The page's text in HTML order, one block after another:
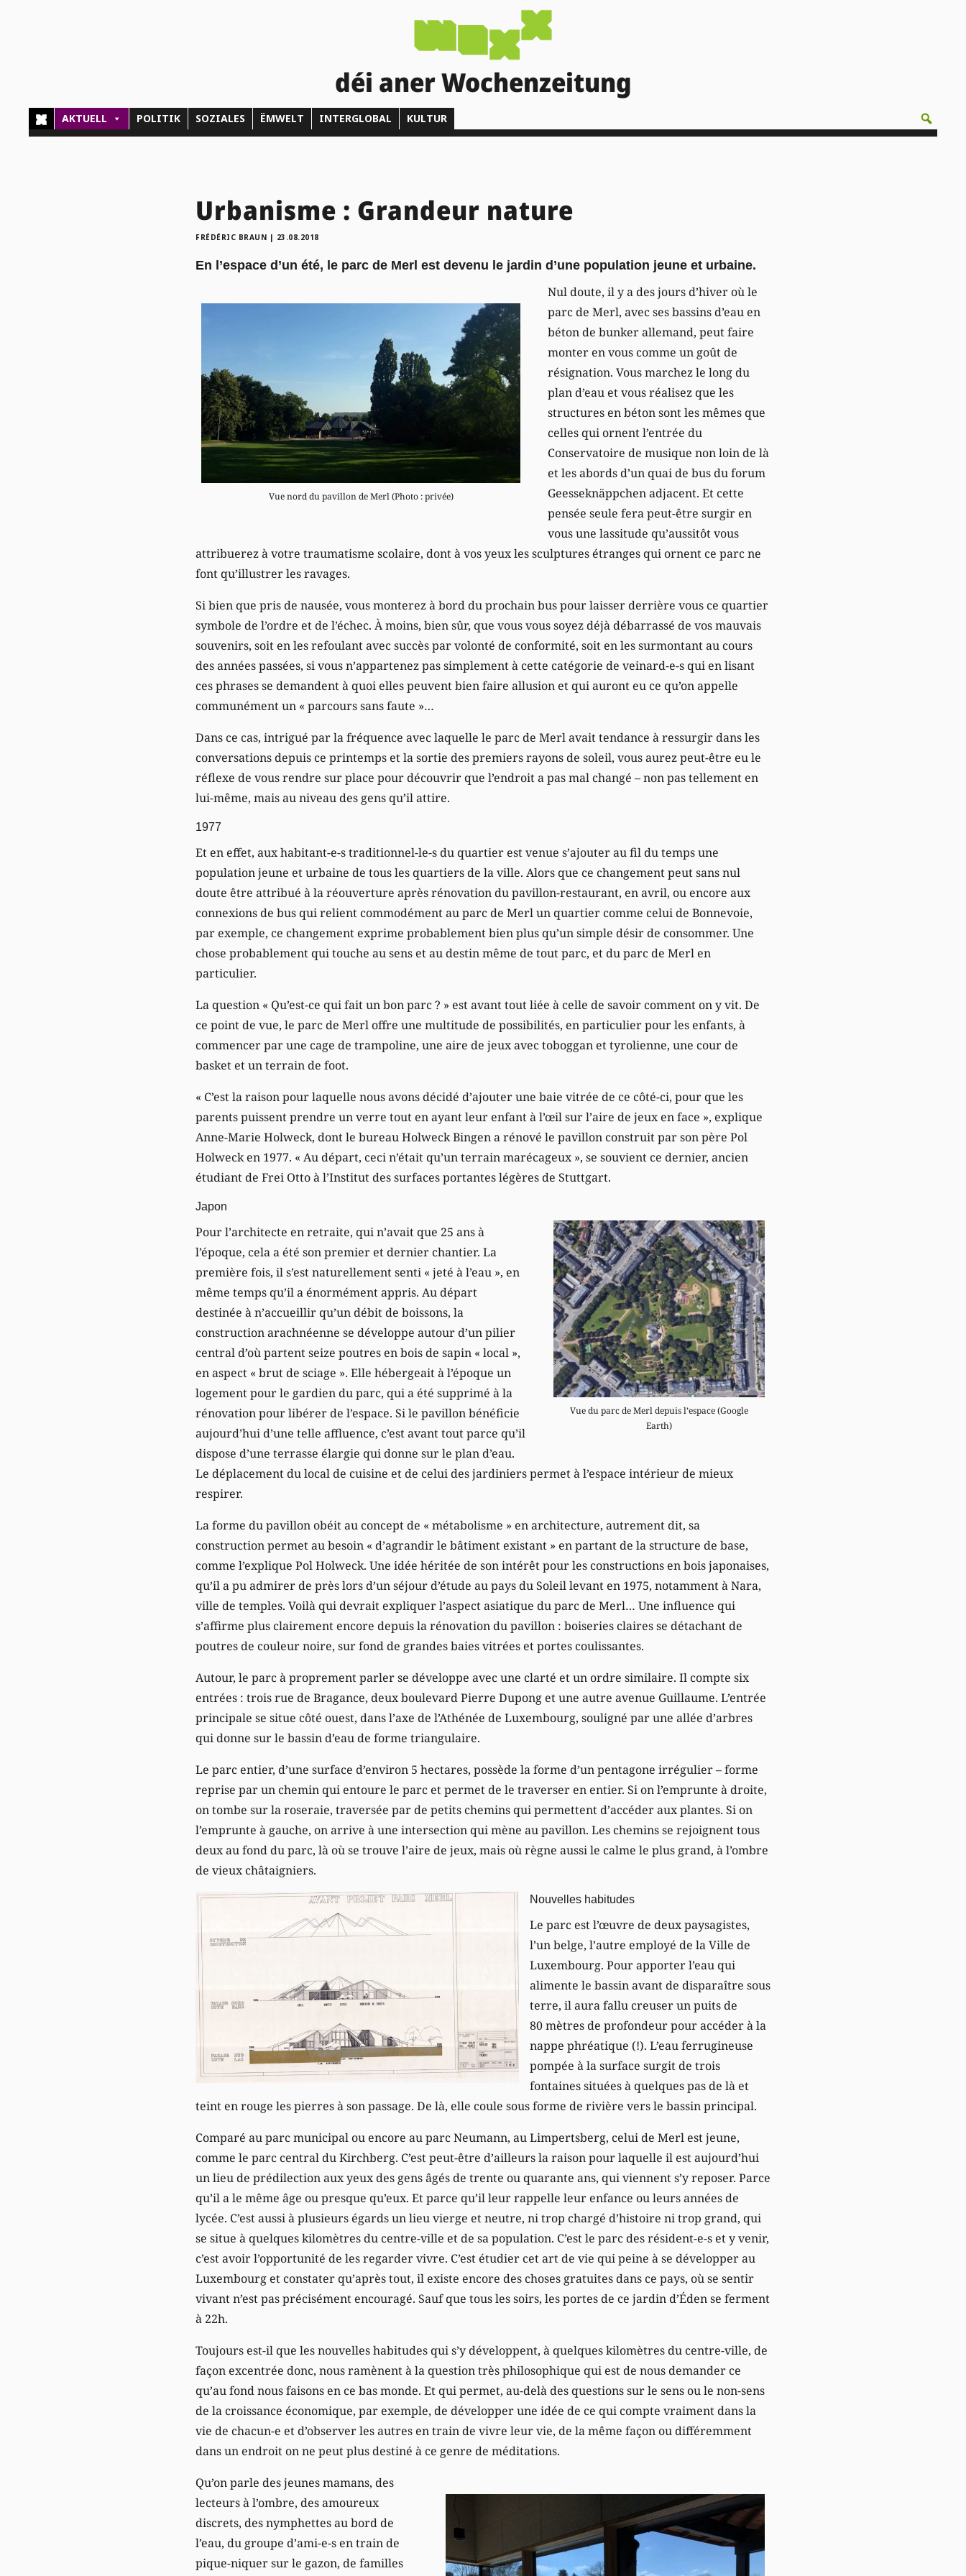
déi aner Wochenzeitung
AKTUELL POLITIK SOZIALES ËMWELT INTERGLOBAL KULTUR
Urbanisme : Grandeur nature
FRÉDÉRIC BRAUN | 23.08.2018
En l’espace d’un été, le parc de Merl est devenu le jardin d’une population jeune et urbaine.
Vue nord du pavillon de Merl (Photo : privée)
Nul doute, il y a des jours d’hiver où le
parc de Merl, avec ses bassins d’eau en
béton de bunker allemand, peut faire
monter en vous comme un goût de
résignation. Vous marchez le long du
plan d’eau et vous réalisez que les
structures en béton sont les mêmes que
celles qui ornent l’entrée du
Conservatoire de musique non loin de là
et les abords d’un quai de bus du forum
Geesseknäppchen adjacent. Et cette
pensée seule fera peut-être surgir en
vous une lassitude qu’aussitôt vous
attribuerez à votre traumatisme scolaire, dont à vos yeux les sculptures étranges qui ornent ce parc ne
font qu’illustrer les ravages.
Si bien que pris de nausée, vous monterez à bord du prochain bus pour laisser derrière vous ce quartier
symbole de l’ordre et de l’échec. À moins, bien sûr, que vous vous soyez déjà débarrassé de vos mauvais
souvenirs, soit en les refoulant avec succès par volonté de conformité, soit en les surmontant au cours
des années passées, si vous n’appartenez pas simplement à cette catégorie de veinard-e-s qui en lisant
ces phrases se demandent à quoi elles peuvent bien faire allusion et qui auront eu ce qu’on appelle
communément un « parcours sans faute »…
Dans ce cas, intrigué par la fréquence avec laquelle le parc de Merl avait tendance à ressurgir dans les
conversations depuis ce printemps et la sortie des premiers rayons de soleil, vous aurez peut-être eu le
réflexe de vous rendre sur place pour découvrir que l’endroit a pas mal changé – non pas tellement en
lui-même, mais au niveau des gens qu’il attire.
1977
Et en effet, aux habitant-e-s traditionnel-le-s du quartier est venue s’ajouter au fil du temps une
population jeune et urbaine de tous les quartiers de la ville. Alors que ce changement peut sans nul
doute être attribué à la réouverture après rénovation du pavillon-restaurant, en avril, ou encore aux
connexions de bus qui relient commodément au parc de Merl un quartier comme celui de Bonnevoie,
par exemple, ce changement exprime probablement bien plus qu’un simple désir de consommer. Une
chose probablement qui touche au sens et au destin même de tout parc, et du parc de Merl en
particulier.
La question « Qu’est-ce qui fait un bon parc ? » est avant tout liée à celle de savoir comment on y vit. De
ce point de vue, le parc de Merl offre une multitude de possibilités, en particulier pour les enfants, à
commencer par une cage de trampoline, une aire de jeux avec toboggan et tyrolienne, une cour de
basket et un terrain de foot.
« C’est la raison pour laquelle nous avons décidé d’ajouter une baie vitrée de ce côté-ci, pour que les
parents puissent prendre un verre tout en ayant leur enfant à l’œil sur l’aire de jeux en face », explique
Anne-Marie Holweck, dont le bureau Holweck Bingen a rénové le pavillon construit par son père Pol
Holweck en 1977. « Au départ, ceci n’était qu’un terrain marécageux », se souvient ce dernier, ancien
étudiant de Frei Otto à l’Institut des surfaces portantes légères de Stuttgart.
Vue du parc de Merl depuis l’espace (Google
Earth)
Japon
Pour l’architecte en retraite, qui n’avait que 25 ans à
l’époque, cela a été son premier et dernier chantier. La
première fois, il s’est naturellement senti « jeté à l’eau », en
même temps qu’il a énormément appris. Au départ
destinée à n’accueillir qu’un débit de boissons, la
construction arachnéenne se développe autour d’un pilier
central d’où partent seize poutres en bois de sapin « local »,
en aspect « brut de sciage ». Elle hébergeait à l’époque un
logement pour le gardien du parc, qui a été supprimé à la
rénovation pour libérer de l’espace. Si le pavillon bénéficie
aujourd’hui d’une telle affluence, c’est avant tout parce qu’il
dispose d’une terrasse élargie qui donne sur le plan d’eau.
Le déplacement du local de cuisine et de celui des jardiniers permet à l’espace intérieur de mieux
respirer.
La forme du pavillon obéit au concept de « métabolisme » en architecture, autrement dit, sa
construction permet au besoin « d’agrandir le bâtiment existant » en partant de la structure de base,
comme l’explique Pol Holweck. Une idée héritée de son intérêt pour les constructions en bois japonaises,
qu’il a pu admirer de près lors d’un séjour d’étude au pays du Soleil levant en 1975, notamment à Nara,
ville de temples. Voilà qui devrait expliquer l’aspect asiatique du parc de Merl… Une influence qui
s’affirme plus clairement encore depuis la rénovation du pavillon : boiseries claires se détachant de
poutres de couleur noire, sur fond de grandes baies vitrées et portes coulissantes.
Autour, le parc à proprement parler se développe avec une clarté et un ordre similaire. Il compte six
entrées : trois rue de Bragance, deux boulevard Pierre Dupong et une autre avenue Guillaume. L’entrée
principale se situe côté ouest, dans l’axe de l’Athénée de Luxembourg, souligné par une allée d’arbres
qui donne sur le bassin d’eau de forme triangulaire.
Le parc entier, d’une surface d’environ 5 hectares, possède la forme d’un pentagone irrégulier – forme
reprise par un chemin qui entoure le parc et permet de le traverser en entier. Si on l’emprunte à droite,
on tombe sur la roseraie, traversée par de petits chemins qui permettent d’accéder aux plantes. Si on
l’emprunte à gauche, on arrive à une intersection qui mène au pavillon. Les chemins se rejoignent tous
deux au fond du parc, là où se trouve l’aire de jeux, mais où règne aussi le calme le plus grand, à l’ombre
de vieux châtaigniers.
Nouvelles habitudes
Le parc est l’œuvre de deux paysagistes,
l’un belge, l’autre employé de la Ville de
Luxembourg. Pour apporter l’eau qui
alimente le bassin avant de disparaître sous
terre, il aura fallu creuser un puits de
80 mètres de profondeur pour accéder à la
nappe phréatique (!). L’eau ferrugineuse
pompée à la surface surgit de trois
fontaines situées à quelques pas de là et
teint en rouge les pierres à son passage. De là, elle coule sous forme de rivière vers le bassin principal.
Comparé au parc municipal ou encore au parc Neumann, au Limpertsberg, celui de Merl est jeune,
comme le parc central du Kirchberg. C’est peut-être d’ailleurs la raison pour laquelle il est aujourd’hui
un lieu de prédilection aux yeux des gens âgés de trente ou quarante ans, qui viennent s’y reposer. Parce
qu’il a le même âge ou presque qu’eux. Et parce qu’il leur rappelle leur enfance ou leurs années de
lycée. C’est aussi à plusieurs égards un lieu vierge et neutre, ni trop chargé d’histoire ni trop grand, qui
se situe à quelques kilomètres du centre-ville et de sa population. C’est le parc des résident-e-s et y venir,
c’est avoir l’opportunité de les regarder vivre. C’est étudier cet art de vie qui peine à se développer au
Luxembourg et constater qu’après tout, il existe encore des choses gratuites dans ce pays, où se sentir
vivant n’est pas précisément encouragé. Sauf que tous les soirs, les portes de ce jardin d’Éden se ferment
à 22h.
Toujours est-il que les nouvelles habitudes qui s’y développent, à quelques kilomètres du centre-ville, de
façon excentrée donc, nous ramènent à la question très philosophique qui est de nous demander ce
qu’au fond nous faisons en ce bas monde. Et qui permet, au-delà des questions sur le sens ou le non-sens
de la croissance économique, par exemple, de développer une idée de ce qui compte vraiment dans la
vie de chacun-e et d’observer les autres en train de vivre leur vie, de la même façon ou différemment
dans un endroit on ne peut plus destiné à ce genre de méditations.
Qu’on parle des jeunes mamans, des
lecteurs à l’ombre, des amoureux
discrets, des nymphettes au bord de
l’eau, du groupe d’ami-e-s en train de
pique-niquer sur le gazon, de familles